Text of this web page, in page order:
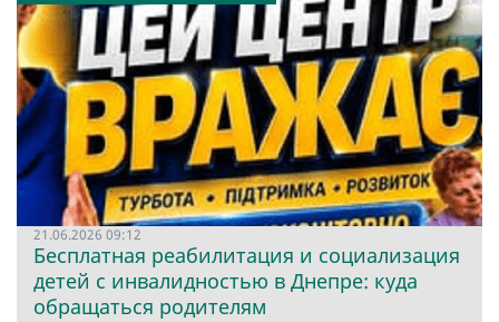
21.06.2026 09:12
Бесплатная реабилитация и социализация
детей с инвалидностью в Днепре: куда
обращаться родителям